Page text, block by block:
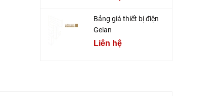
Bảng giá thiết bị điện
Gelan
Liên hệ